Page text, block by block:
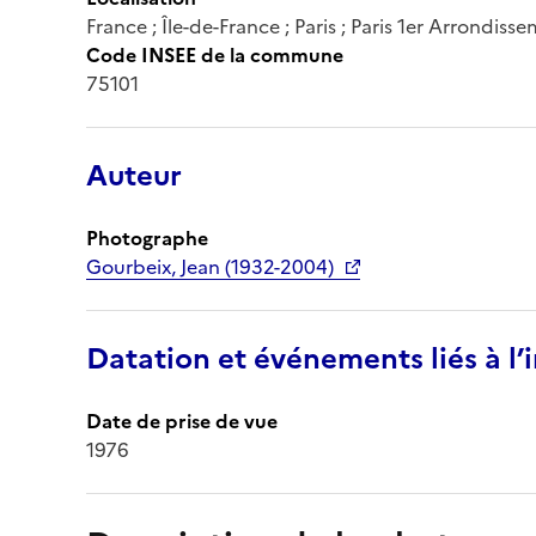
France ; Île-de-France ; Paris ; Paris 1er
Code INSEE de la commune
75101
Auteur
Photographe
Gourbeix, Jean (1932-2004)
Datation et événements liés à
Date de prise de vue
1976